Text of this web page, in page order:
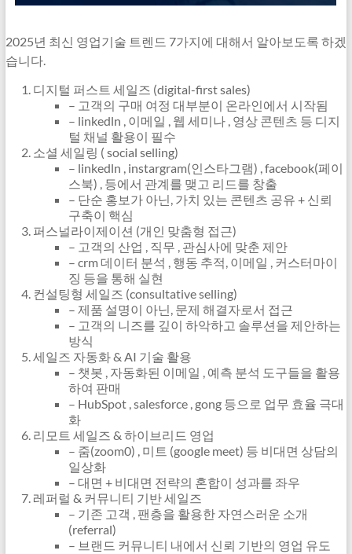
2025년 최신 영업기술 트렌드 7가지에 대해서 알아보도록 하겠
습니다.
디지털 퍼스트 세일즈 (digital-first sales)
– 고객의 구매 여정 대부분이 온라인에서 시작됨
– linkedln , 이메일 , 웹 세미나 , 영상 콘텐츠 등 디지
털 채널 활용이 필수
소셜 세일링 ( social selling)
– linkedln , instargram(인스타그램) , facebook(페이
스북) , 등에서 관계를 맺고 리드를 창출
– 단순 홍보가 아닌, 가치 있는 콘텐츠 공유 + 신뢰
구축이 핵심
퍼스널라이제이션 (개인 맞춤형 접근)
– 고객의 산업 , 직무 , 관심사에 맞춘 제안
– crm 데이터 분석 , 행동 추적, 이메일 , 커스터마이
징 등을 통해 실현
컨설팅형 세일즈 (consultative selling)
– 제품 설명이 아닌, 문제 해결자로서 접근
– 고객의 니즈를 깊이 하악하고 솔루션을 제안하는
방식
세일즈 자동화 & AI 기술 활용
– 챗봇 , 자동화된 이메일 , 예측 분석 도구들을 활용
하여 판매
– HubSpot , salesforce , gong 등으로 업무 효율 극대
화
리모트 세일즈 & 하이브리드 영업
– 줌(zoom0) , 미트 (google meet) 등 비대면 상담의
일상화
– 대면 + 비대면 전략의 혼합이 성과를 좌우
레퍼럴 & 커뮤니티 기반 세일즈
– 기존 고객 , 팬층을 활용한 자연스러운 소개
(referral)
– 브랜드 커뮤니티 내에서 신뢰 기반의 영업 유도